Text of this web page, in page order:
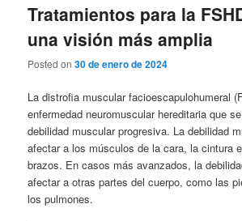
Tratamientos para la
una visión más amplia
Posted on30 de enero de 2024
La distrofia muscular facioescapulohumeral
enfermedad neuromuscular hereditaria que
debilidad muscular progresiva. La debilidad
afectar a los músculos de la cara, la cintura
brazos. En casos más avanzados, la
afectar a otras partes del cuerpo, como las
los pulmones.